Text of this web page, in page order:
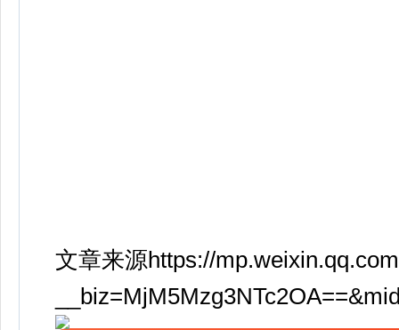
文章来源https://